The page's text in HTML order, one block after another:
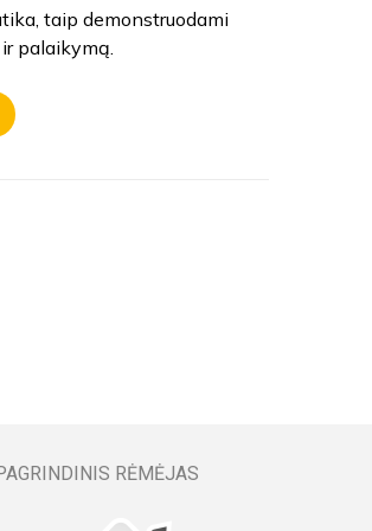
taip demonstruodami
palaikymą.
RĖMĖJAS